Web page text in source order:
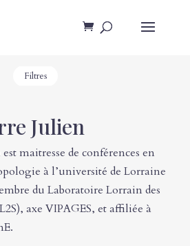
Filtres
Julien
maitresse de conférences en
à l’université de Lorraine
du Laboratoire Lorrain des
axe VIPAGES, et affiliée à